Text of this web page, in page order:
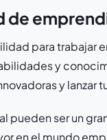
de
para trabajar
y
y lanzar
ser un
en el mundo